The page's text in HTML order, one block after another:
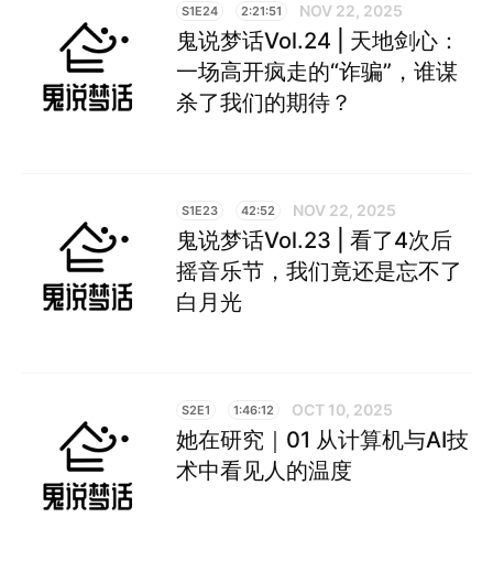
S1E24 2:21:51 NOV 22, 2025
鬼说梦话Vol.24 | 天地剑心：
一场高开疯走的“诈骗”，谁谋
杀了我们的期待？
S1E23 42:52 NOV 22, 2025
鬼说梦话Vol.23 | 看了4次后
摇音乐节，我们竟还是忘不了
白月光
S2E1 1:46:12 OCT 10, 2025
她在研究｜01 从计算机与AI技
术中看见人的温度